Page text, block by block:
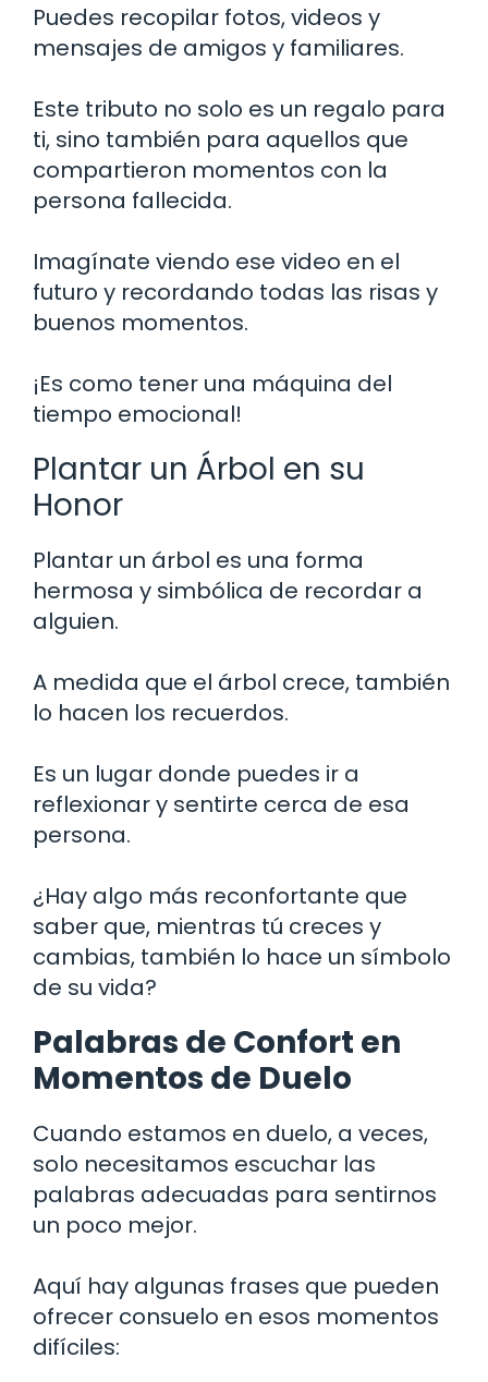
Puedes recopilar fotos, videos y
mensajes de amigos y familiares.
Este tributo no solo es un regalo para
ti, sino también para aquellos que
compartieron momentos con la
persona fallecida.
Imagínate viendo ese video en el
futuro y recordando todas las risas y
buenos momentos.
¡Es como tener una máquina del
tiempo emocional!
Plantar un Árbol en su
Honor
Plantar un árbol es una forma
hermosa y simbólica de recordar a
alguien.
A medida que el árbol crece, también
lo hacen los recuerdos.
Es un lugar donde puedes ir a
reflexionar y sentirte cerca de esa
persona.
¿Hay algo más reconfortante que
saber que, mientras tú creces y
cambias, también lo hace un símbolo
de su vida?
Palabras de Confort en
Momentos de Duelo
Cuando estamos en duelo, a veces,
solo necesitamos escuchar las
palabras adecuadas para sentirnos
un poco mejor.
Aquí hay algunas frases que pueden
ofrecer consuelo en esos momentos
difíciles: